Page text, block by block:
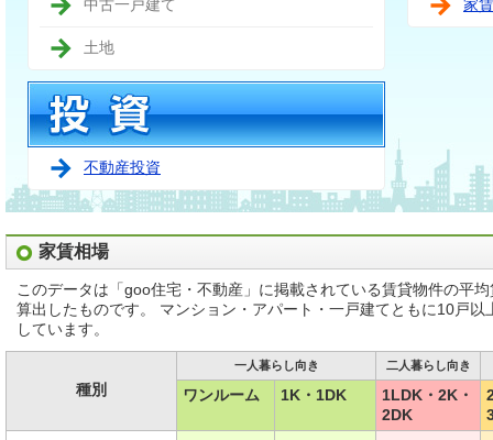
中古一戸建て
土地
不動産投資
家
家賃相場
このデータは「goo住宅・不動産」に掲載されている賃貸物件の平
算出したものです。 マンション・アパート・一戸建てともに10戸
しています。
種別
一人暮らし向き 二人暮らし向き
ワンルーム 1K・1DK
1LDK・2K・
2DK